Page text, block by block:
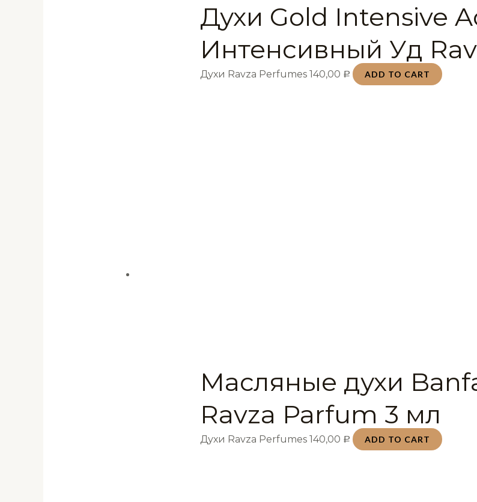
Духи Gold Intensive
Интенсивный Уд
Духи Ravza Perfumes140,00 Р ADD TO CART
Масляные духи
Ravza Parfum 3 мл
Духи Ravza Perfumes140,00 Р ADD TO CART